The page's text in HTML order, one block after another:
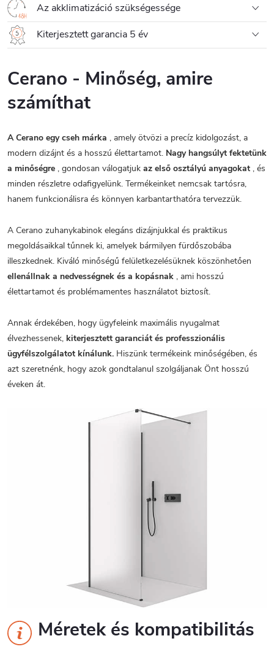
Az akklimatizáció szükségessége
Kiterjesztett garancia 5 év
Cerano - Minőség, amire
számíthat
A Cerano egy cseh márka , amely ötvözi a precíz kidolgozást, a
modern dizájnt és a hosszú élettartamot. Nagy hangsúlyt fektetünk
a minőségre , gondosan válogatjuk az első osztályú anyagokat , és
minden részletre odafigyelünk. Termékeinket nemcsak tartósra,
hanem funkcionálisra és könnyen karbantarthatóra tervezzük.
A Cerano zuhanykabinok elegáns dizájnjukkal és praktikus
megoldásaikkal tűnnek ki, amelyek bármilyen fürdőszobába
illeszkednek. Kiváló minőségű felületkezelésüknek köszönhetően
ellenállnak a nedvességnek és a kopásnak , ami hosszú
élettartamot és problémamentes használatot biztosít.
Annak érdekében, hogy ügyfeleink maximális nyugalmat
élvezhessenek, kiterjesztett garanciát és professzionális
ügyfélszolgálatot kínálunk. Hiszünk termékeink minőségében, és
azt szeretnénk, hogy azok gondtalanul szolgáljanak Önt hosszú
éveken át.
Méretek és kompatibilitás